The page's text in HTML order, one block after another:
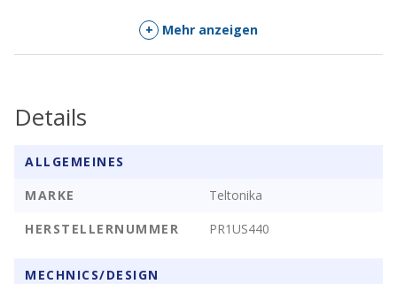
+ Mehr anzeigen
Details
ALLGEMEINES
MARKE
Teltonika
HERSTELLERNUMMER
PR1US440
MECHNICS/DESIGN